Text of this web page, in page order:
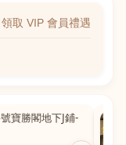
領取 VIP 會員禮遇
寶勝閣地下J鋪-